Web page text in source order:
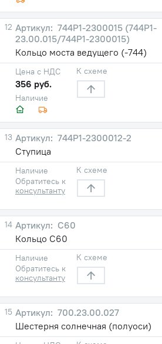
12
744Р1-2300015 (744Р1-
23.00.015/744Р1-2300015)
Кольцо моста ведущего (-744)
Наличие
Цена с НДС
356 руб.
К схеме
13
744Р1-2300012-2
Ступица
Наличие
Обратитесь к
консультанту
К схеме
14
С60
Кольцо С60
Наличие
Обратитесь к
консультанту
К схеме
15
700.23.00.027
Шестерня солнечная (полуоси)